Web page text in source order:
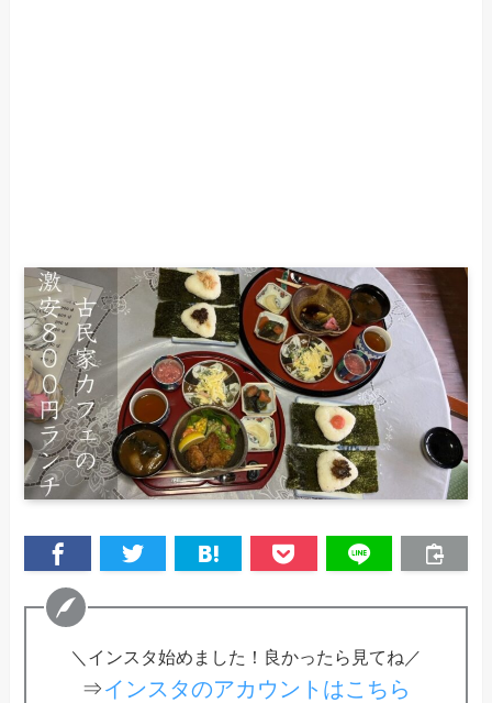
＼インスタ始めました！良かったら見てね／
⇒インスタのアカウントはこちら